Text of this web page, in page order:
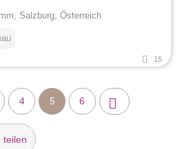
Salzburg, Österreich
15
4 5 6
teilen